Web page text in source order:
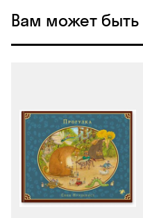
Вам может быть